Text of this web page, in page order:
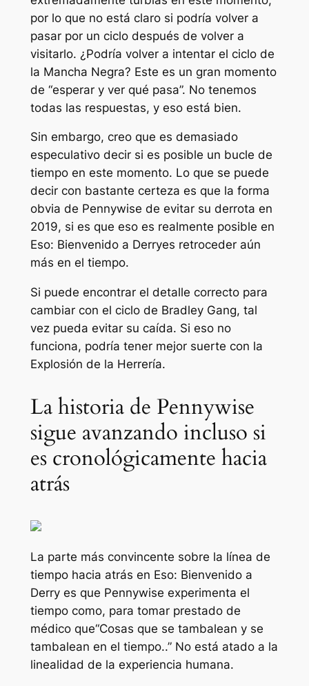
por lo que no está claro si podría volver a
pasar por un ciclo después de volver a
visitarlo. ¿Podría volver a intentar el ciclo de
la Mancha Negra? Este es un gran momento
de “esperar y ver qué pasa”. No tenemos
todas las respuestas, y eso está bien.
Sin embargo, creo que es demasiado
especulativo decir si es posible un bucle de
tiempo en este momento. Lo que se puede
decir con bastante certeza es que la forma
obvia de Pennywise de evitar su derrota en
2019, si es que eso es realmente posible en
Eso: Bienvenido a Derryes retroceder aún
más en el tiempo.
Si puede encontrar el detalle correcto para
cambiar con el ciclo de Bradley Gang, tal
vez pueda evitar su caída. Si eso no
funciona, podría tener mejor suerte con la
Explosión de la Herrería.
La historia de Pennywise
sigue avanzando incluso si
es cronológicamente hacia
atrás
La parte más convincente sobre la línea de
tiempo hacia atrás en Eso: Bienvenido a
Derryes que Pennywise experimenta el
tiempo como, para tomar prestado de
médico que“Cosas que se tambalean y se
tambalean en el tiempo..” No está atado a la
linealidad de la experiencia humana.